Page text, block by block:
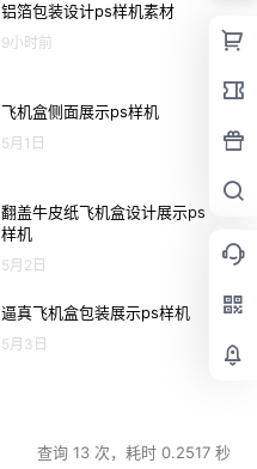
铝箔包装设计ps样机素材
9小时前
飞机盒侧面展示ps样机
5月1日
翻盖牛皮纸飞机盒设计展示ps
样机
5月2日
逼真飞机盒包装展示ps样机
5月3日
查询 13 次，耗时 0.2517 秒